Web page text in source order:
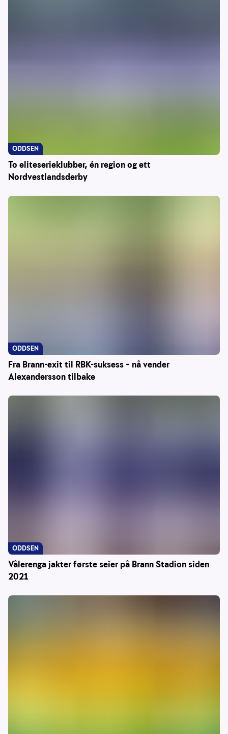
To eliteserieklubber, én region og ett
Nordvestlandsderby
ODDSEN
Fra Brann-exit til RBK-suksess – nå vender
Alexandersson tilbake
ODDSEN
Vålerenga jakter første seier på Brann Stadion siden
2021
ODDSEN